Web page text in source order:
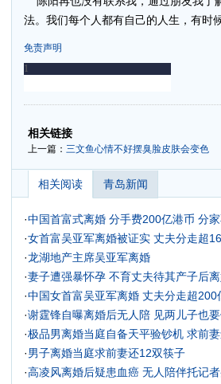
法。我们每个人都有自己的人生，有时
免责声明
-
相关链接
上一篇： 三文鱼心情不好摆臭脸皮肤会变色
相关阅读 青岛新闻
·中国首富式离婚 分手费200亿港币 分
·女首富吴亚军离婚被证实 丈夫分走超
·龙湖地产主席吴亚军离婚
·妻子遭强暴怀孕 不育丈夫待其产子后
·中国女首富吴亚军离婚 丈夫分走超200
·谢霆锋自曝离婚后无人陪 见两儿子也
·极品男离婚当庭自备天平验钞机 求前
·男子离婚当庭求前妻还12双筷子
·高凌风离婚后疑患血癌 无人陪伴托记